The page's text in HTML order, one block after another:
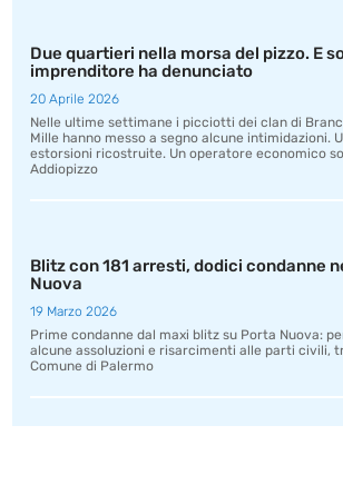
Due quartieri nella morsa del pizzo. E
imprenditore ha denunciato
20 Aprile 2026
Nelle ultime settimane i picciotti dei clan di
Mille hanno messo a segno alcune intimidazioni.
estorsioni ricostruite. Un operatore economico
Addiopizzo
Blitz con 181 arresti, dodici condanne
Nuova
19 Marzo 2026
Prime condanne dal maxi blitz su Porta Nuova:
alcune assoluzioni e risarcimenti alle parti civili,
Comune di Palermo